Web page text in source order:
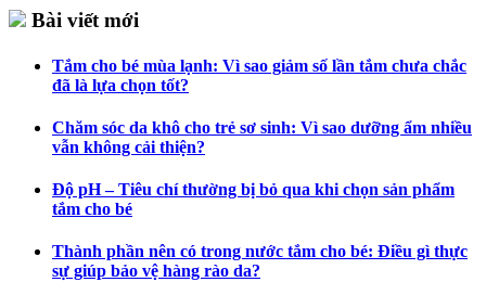
Bài viết mới
Tắm cho bé mùa lạnh: Vì sao giảm số lần tắm chưa chắc
đã là lựa chọn tốt?
Chăm sóc da khô cho trẻ sơ sinh: Vì sao dưỡng ẩm nhiều
vẫn không cải thiện?
Độ pH – Tiêu chí thường bị bỏ qua khi chọn sản phẩm
tắm cho bé
Thành phần nên có trong nước tắm cho bé: Điều gì thực
sự giúp bảo vệ hàng rào da?